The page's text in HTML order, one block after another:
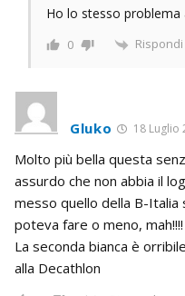
Ho lo stesso problema
0 Rispondi
Gluko 18 Luglio
Molto più bella questa
assurdo che non abbia il
messo quello della B-Italia
poteva fare o meno, mah!!!!
La seconda bianca è
alla Decathlon